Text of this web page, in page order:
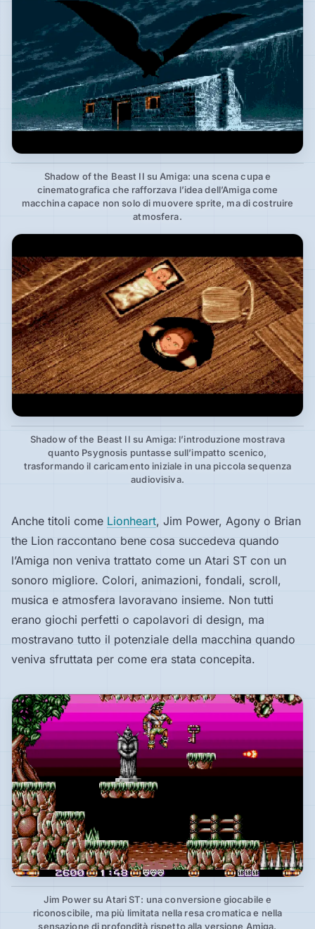
Shadow of the Beast II su Amiga: una scena cupa e
cinematografica che rafforzava l’idea dell’Amiga come
macchina capace non solo di muovere sprite, ma di costruire
atmosfera.
Shadow of the Beast II su Amiga: l’introduzione mostrava
quanto Psygnosis puntasse sull’impatto scenico,
trasformando il caricamento iniziale in una piccola sequenza
audiovisiva.
Anche titoli come Lionheart, Jim Power, Agony o Brian
the Lion raccontano bene cosa succedeva quando
l’Amiga non veniva trattato come un Atari ST con un
sonoro migliore. Colori, animazioni, fondali, scroll,
musica e atmosfera lavoravano insieme. Non tutti
erano giochi perfetti o capolavori di design, ma
mostravano tutto il potenziale della macchina quando
veniva sfruttata per come era stata concepita.
Jim Power su Atari ST: una conversione giocabile e
riconoscibile, ma più limitata nella resa cromatica e nella
sensazione di profondità rispetto alla versione Amiga.